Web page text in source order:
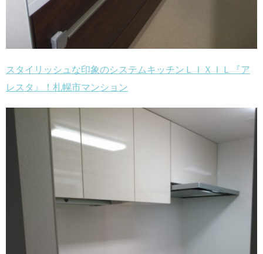
スタイリッシュな印象のシステムキッチンＬＩＸＩＬ『ア
レスタ』！札幌市マンション